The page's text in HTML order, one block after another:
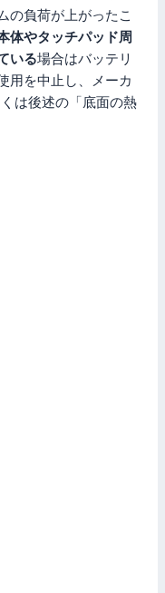
の負荷が上がったこ
体やタッチパッド周
いる場合はバッテリ
用を中止し、メーカ
は後述の「底面の熱